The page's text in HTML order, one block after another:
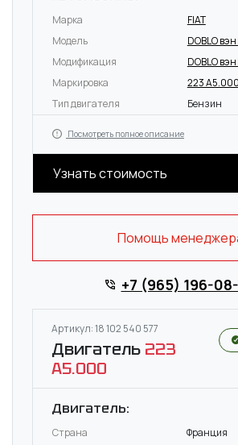
Марка
FIAT
Модель
DOBLO
Модификация
DOBLO
Маркировка
223 A5.000
Тип двигателя
Бензин
Посмотреть полное описание
Узнать стоимость
Помощь
+7 (965) 196-
Артикул: 18 102 540 577
Двигатель 223
A5.000
Двигатель:
Страна
Франция